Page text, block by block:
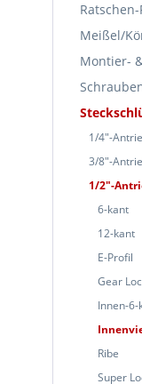
Montier-
1/4"-
3/8"-
1/2"-
6-kant
12-kant
E-Profil
Gear
Innen-6-
Ribe
Super